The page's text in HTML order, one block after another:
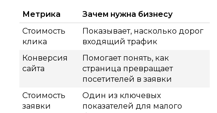
Метрика
Зачем нужна бизнесу
Стоимость
клика
Показывает, насколько дорог
входящий трафик
Конверсия
сайта
Помогает понять, как
страница превращает
посетителей в заявки
Стоимость
заявки
Один из ключевых
показателей для малого